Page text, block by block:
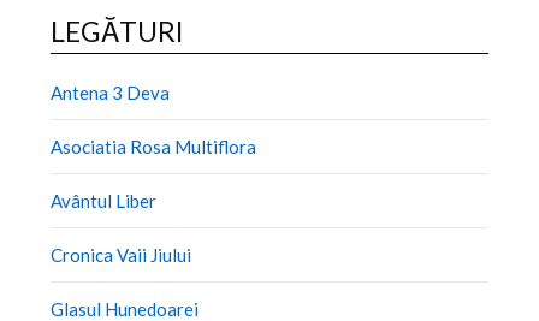
LEGĂTURI
Antena 3 Deva
Asociatia Rosa Multiflora
Avântul Liber
Cronica Vaii Jiului
Glasul Hunedoarei